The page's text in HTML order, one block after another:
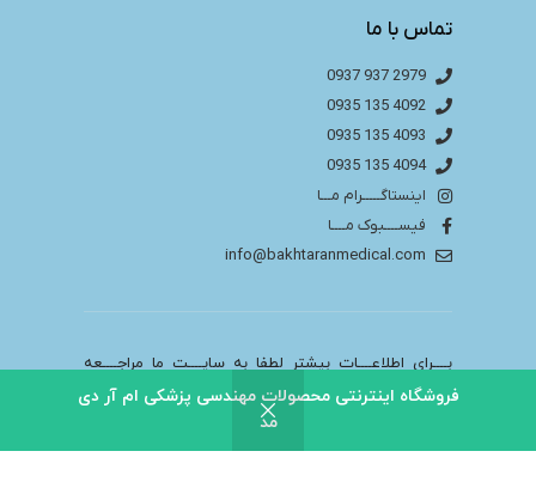
فروشگاه اینترنتی محصولات مهندسی پزشکی ام آر دی
مد
تماس با ما
2979 937 0937
4092 135 0935
4093 135 0935
4094 135 0935
اینستاگـــــرام مـــا
فیســــبوک مــــا
info@bakhtaranmedical.com
بــــرای اطلاعــــات بیشتر لطفا به سایــــت ما مراجــــعه